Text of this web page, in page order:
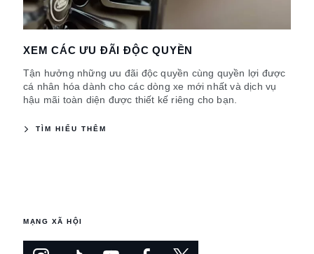
XEM CÁC ƯU ĐÃI ĐỘC QUYỀN
Tận hưởng những ưu đãi độc quyền cùng quyền lợi được
cá nhân hóa dành cho các dòng xe mới nhất và dịch vụ
hậu mãi toàn diện được thiết kế riêng cho bạn.
TÌM HIỂU THÊM
MẠNG XÃ HỘI